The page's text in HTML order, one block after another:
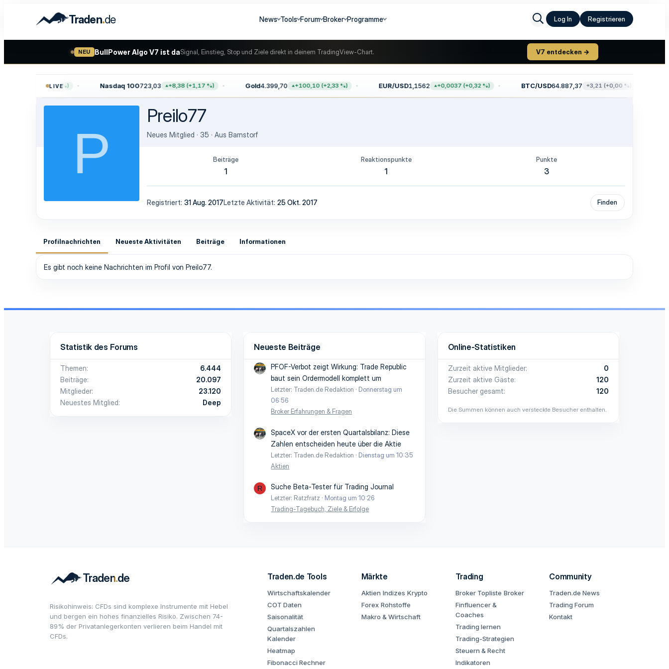
Traden.de News Tools Forum Broker Programme Log In Registrieren
NEU BullPower Algo V7 ist daSignal, Einstieg, Stop und Ziele direkt in deinem TradingView-Chart. V7 entdecken →
LIVE
+45,65 (+0,59 %) Nasdaq 100723,03 +8,38 (+1,17 %) Gold4.399,70 +100,10 (+2,33 %) EUR/USD1,1562 +0,0037 (+0,32 %) BTC/USD64.887,37 +3,21 (+0,00 %)
P
Preilo77
Neues Mitglied · 35 · Aus Barnstorf
Beiträge
1
Reaktionspunkte
1
Punkte
3
Registriert 31 Aug. 2017Letzte Aktivität 25 Okt. 2017 Finden
Profilnachrichten Neueste Aktivitäten Beiträge Informationen
Es gibt noch keine Nachrichten im Profil von Preilo77.
Statistik des Forums
Themen
6.444
Beiträge
20.097
Mitglieder
23.120
Neuestes Mitglied
Deep
Neueste Beiträge
PFOF-Verbot zeigt Wirkung: Trade Republic
baut sein Ordermodell komplett um
Letzter: Traden.de Redaktion
Donnerstag um
06:56
Broker Erfahrungen & Fragen
SpaceX vor der ersten Quartalsbilanz: Diese
Zahlen entscheiden heute über die Aktie
Letzter: Traden.de Redaktion
Dienstag um 10:35
Aktien
R Suche Beta-Tester für Trading Journal
Letzter: Ratzfratz
Montag um 10:26
Trading-Tagebuch, Ziele & Erfolge
Online-Statistiken
Zurzeit aktive Mitglieder
0
Zurzeit aktive Gäste
120
Besucher gesamt
120
Die Summen können auch versteckte Besucher enthalten.
Risikohinweis: CFDs sind komplexe Instrumente mit Hebel
und bergen ein hohes finanzielles Risiko. Zwischen 74-
89% der Privatanlegerkonten verlieren beim Handel mit
CFDs.
Traden.de Tools
Wirtschaftskalender
COT Daten
Saisonalität
Quartalszahlen
Kalender
Heatmap
Fibonacci Rechner
Märkte
Aktien Indizes Krypto
Forex Rohstoffe
Makro & Wirtschaft
Trading
Broker Topliste Broker
Finfluencer &
Coaches
Trading lernen
Trading-Strategien
Steuern & Recht
Indikatoren
Community
Traden.de News
Trading Forum
Kontakt